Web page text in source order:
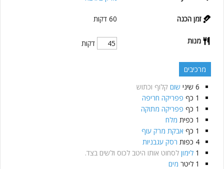
זמן הכנה 60 דקות
מנות דקות
מרכיבים
6 שיני שום קלוף וכתוש
1 כף פפריקה חריפה
1 כף פפריקה מתוקה
1 כפית מלח
1 כף אבקת מרק עוף
4 כפות רסק עגבניות
1 לימון לסחוט אותו היטב לכוס ולשים בצד.
1 ליטר מים